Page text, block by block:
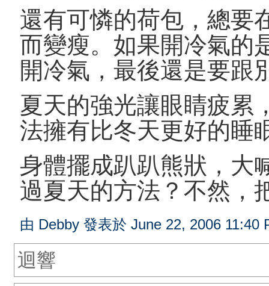
還有可憐的荷包，總要
而變瘦。如果開冷氣的
開冷氣，最後還是要跟
夏天的強光讓眼睛疲累
法擁有比冬天更好的睡
身體擺成趴趴熊狀，大
過夏天的方法？不然，
由 Debby 發表於 June 22, 2006 11:40
迴響